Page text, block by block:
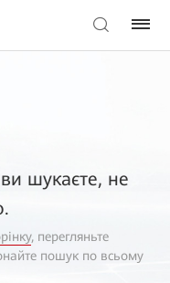
шукаєте, не
, перегляньте
пошук по всьому